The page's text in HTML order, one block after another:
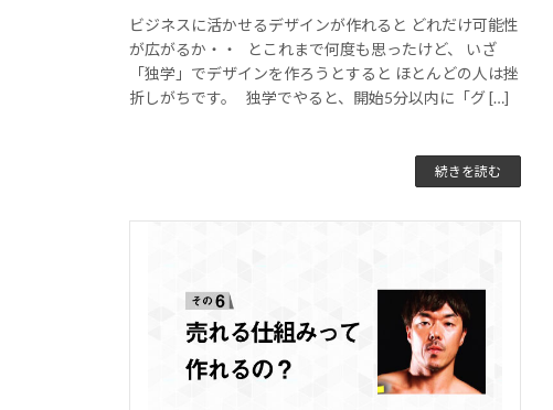
ビジネスに活かせるデザインが作れると どれだけ可能性
が広がるか・・ とこれまで何度も思ったけど、 いざ
「独学」でデザインを作ろうとすると ほとんどの人は挫
折しがちです。 独学でやると、開始5分以内に「グ […]
続きを読む